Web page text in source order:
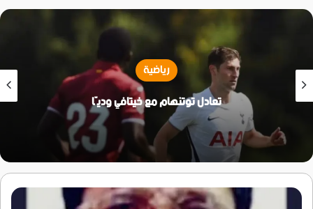
رياضية
تعادل توتنهام مع خيتافي وديّا
الاغتيالات